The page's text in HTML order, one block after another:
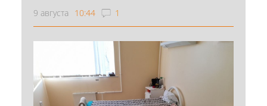
9 августа 10:44 1